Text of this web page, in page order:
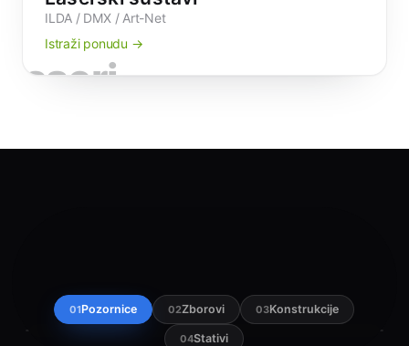
laseri
ILDA / DMX / Art-Net
Istraži ponudu →
01Pozornice 02Zborovi 03Konstrukcije
04Stativi